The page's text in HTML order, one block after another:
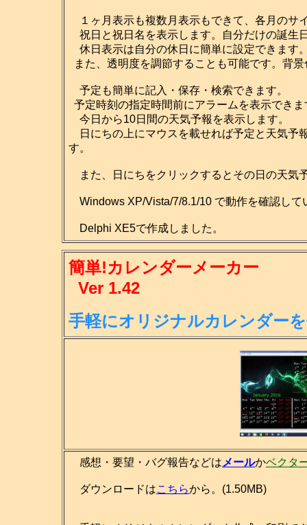
１ヶ月表示も複数月表示もできて、各月のサ
祝日と祝日名を表示します。自分だけの誕生
休日表示は自分の休日に簡単に設定できます
また、透明度を調節することも可能です。背
予定も簡単に記入・保存・検索できます。
予定時刻の指定時間前にアラームを表示できま
今日から10日間の天気予報を表示します。
日にちの上にマウスを載せれば予定と天気予
す。
また、日にちをクリックするとその日の天気
Windows XP/Vista/7/8.1/10 で動作を確認して
Delphi XE5で作成しました。
簡単!カレンダーメーカー
Ver 1.42
手軽にオリジナルカレンダー
感想・要望・バグ報告などは メールかベクタ
ダウンロードはこちらから。(1.50MB)